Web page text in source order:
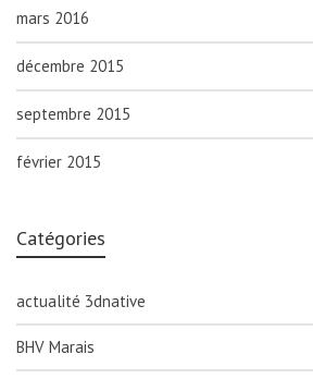
mars 2016
décembre 2015
septembre 2015
février 2015
Catégories
actualité 3dnative
BHV Marais